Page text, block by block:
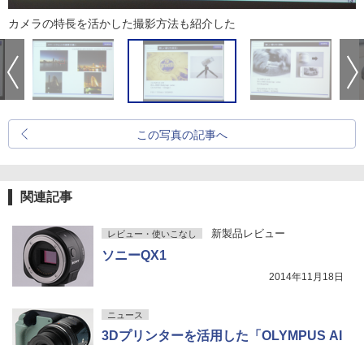
カメラの特長を活かした撮影方法も紹介した
この写真の記事へ
関連記事
レビュー・使いこなし 新製品レビュー
ソニーQX1
2014年11月18日
ニュース
3Dプリンターを活用した「OLYMPUS AI